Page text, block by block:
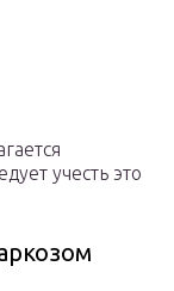
учесть это